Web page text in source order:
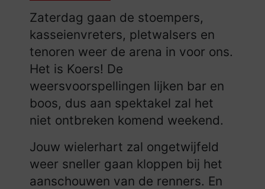
Zaterdag gaan de stoempers,
kasseienvreters, pletwalsers en
tenoren weer de arena in voor ons.
Het is Koers! De
weersvoorspellingen lijken bar en
boos, dus aan spektakel zal het
niet ontbreken komend weekend.
Jouw wielerhart zal ongetwijfeld
weer sneller gaan kloppen bij het
aanschouwen van de renners. En